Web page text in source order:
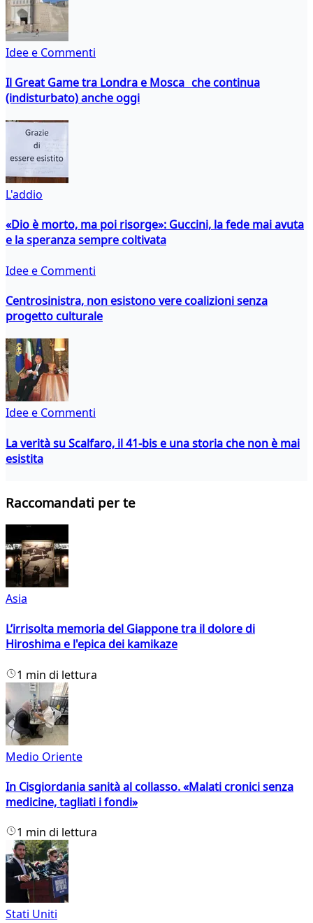
Idee e Commenti
Il Great Game tra Londra e Mosca che continua
(indisturbato) anche oggi
L'addio
«Dio è morto, ma poi risorge»: Guccini, la fede mai avuta
e la speranza sempre coltivata
Idee e Commenti
Centrosinistra, non esistono vere coalizioni senza
progetto culturale
Idee e Commenti
La verità su Scalfaro, il 41-bis e una storia che non è mai
esistita
Raccomandati per te
Asia
L’irrisolta memoria del Giappone tra il dolore di
Hiroshima e l'epica dei kamikaze
1 min di lettura
Medio Oriente
In Cisgiordania sanità al collasso. «Malati cronici senza
medicine, tagliati i fondi»
1 min di lettura
Stati Uniti